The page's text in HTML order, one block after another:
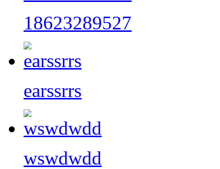
18623289527
earssrrs
wswdwdd